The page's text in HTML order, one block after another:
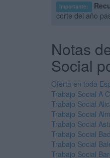
Importante:
corte del año
Notas
Social
Oferta en toda
Trabajo Social A
Trabajo Social
Trabajo Social
Trabajo Social
Trabajo Social
Trabajo Social
Trabajo Social